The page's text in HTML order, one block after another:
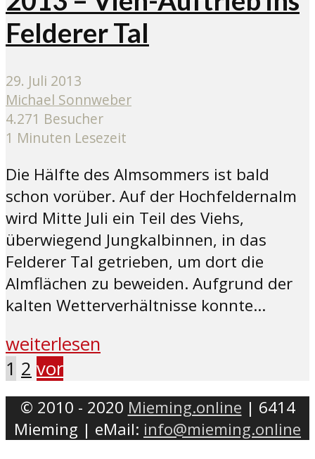
Felderer Tal
29. Juli 2013
Michael Sonnweber
4.271 Besucher
1 Minuten Lesezeit
Die Hälfte des Almsommers ist bald
schon vorüber. Auf der Hochfeldernalm
wird Mitte Juli ein Teil des Viehs,
überwiegend Jungkalbinnen, in das
Felderer Tal getrieben, um dort die
Almflächen zu beweiden. Aufgrund der
kalten Wetterverhältnisse konnte...
weiterlesen
1 2 vor
© 2010 - 2020 Mieming.online | 6414
Mieming | eMail: info@mieming.online